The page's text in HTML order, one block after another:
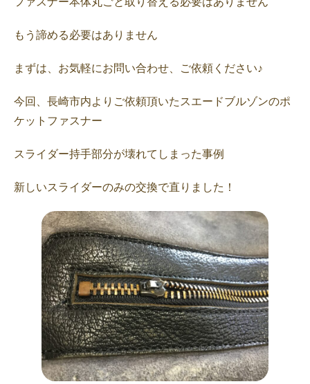
もう諦める必要はありません
まずは、お気軽にお問い合わせ、ご依頼ください♪
今回、長崎市内よりご依頼頂いたスエードブルゾンのポ
ケットファスナー
スライダー持手部分が壊れてしまった事例
新しいスライダーのみの交換で直りました！